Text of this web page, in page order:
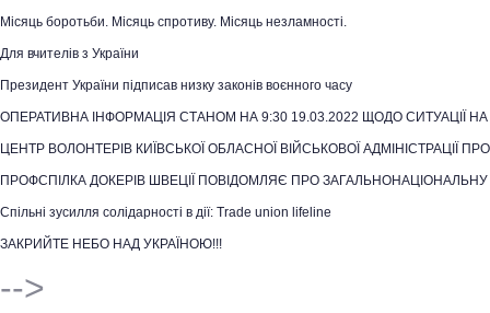
Місяць боротьби. Місяць спротиву. Місяць незламності.
Для вчителів з України
Президент України підписав низку законів воєнного часу
ОПЕРАТИВНА ІНФОРМАЦІЯ СТАНОМ НА 9:30 19.03.2022 ЩОДО СИТУАЦІЇ НА
ЦЕНТР ВОЛОНТЕРІВ КИЇВСЬКОЇ ОБЛАСНОЇ ВІЙСЬКОВОЇ АДМІНІСТРАЦІЇ
ПРОФСПІЛКА ДОКЕРІВ ШВЕЦІЇ ПОВІДОМЛЯЄ ПРО
Спільні зусилля солідарності в дії: Trade union lifeline
ЗАКРИЙТЕ НЕБО НАД УКРАЇНОЮ!!!
-->